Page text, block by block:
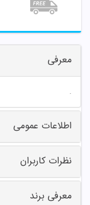
معرفی
.
اطلاعات عمومی
نظرات کاربران
معرفی برند